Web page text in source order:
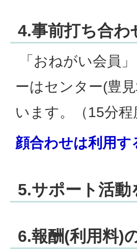
4.事前打ち合わ
「おねがい会員
ーはセンター(豊
います。（15分程
顔合わせは利用
5.サポート活動
6.報酬(利用料)